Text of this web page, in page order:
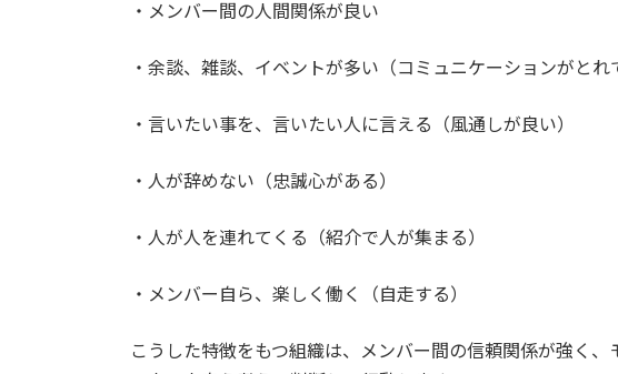
・メンバー間の人間関係が良い
・余談、雑談、イベントが多い（コミュニケーションがとれ
・言いたい事を、言いたい人に言える（風通しが良い）
・人が辞めない（忠誠心がある）
・人が人を連れてくる（紹介で人が集まる）
・メンバー自ら、楽しく働く（自走する）
こうした特徴をもつ組織は、メンバー間の信頼関係が強く